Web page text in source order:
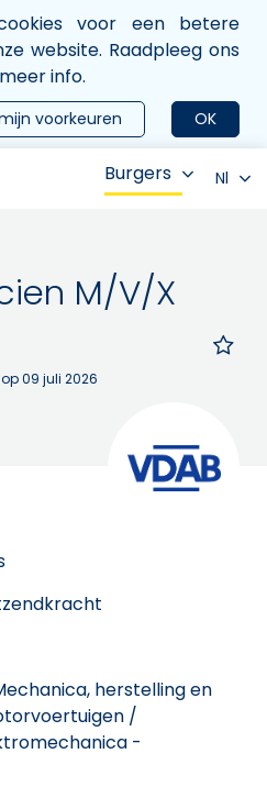
voor een betere
website. Raadpleeg ons
info.
OK
voorkeuren
Burgers Nl
M/V/X
09 juli 2026
herstelling en
/
-